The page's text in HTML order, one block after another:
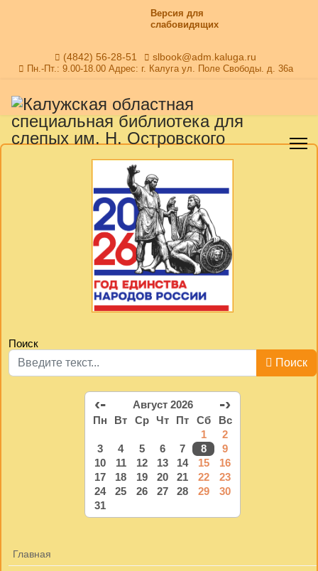
Версия для
слабовидящих
(4842) 56-28-51 slbook@adm.kaluga.ru
Пн.-Пт.: 9.00-18.00 Адрес: г. Калуга ул. Поле Свободы. д. 36а
Поиск
Поиск
‹- Август 2026 -›
Пн Вт Ср Чт Пт Сб
Вс
1
2
3
4 5 6 7 8
9
10
11 12 13 14 15
16
17
18 19 20 21 22
23
24
25 26 27 28 29
30
31
Главная